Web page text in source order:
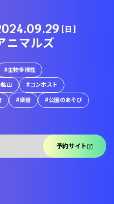
[日]
ニマルズ
生物多様性
山
コンポスト
楽器 公園のあそび
予約サイト